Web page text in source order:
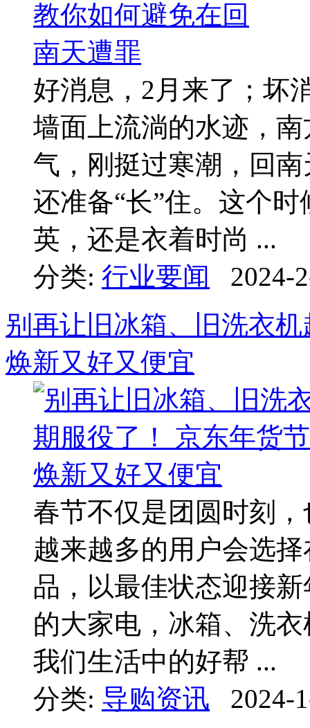
好消息，2月来了；坏
墙面上流淌的水迹，
气，刚挺过寒潮，回
还准备“长”住。这个
英，还是衣着时尚 ...
分类: 行业要闻
2024-
别再让旧冰箱、旧洗衣
焕新又好又便宜
春节不仅是团圆时刻
越来越多的用户会选
品，以最佳状态迎接
的大家电，冰箱、洗
我们生活中的好帮 ...
分类: 导购资讯
2024-